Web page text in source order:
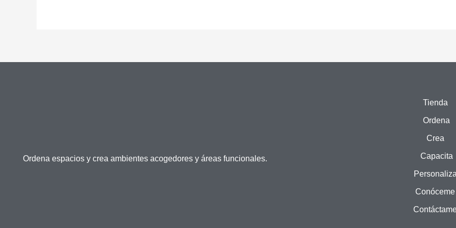
Ordena espacios y crea ambientes acogedores y áreas funcionales.
Tienda
Ordena
Crea
Capacita
Conóceme